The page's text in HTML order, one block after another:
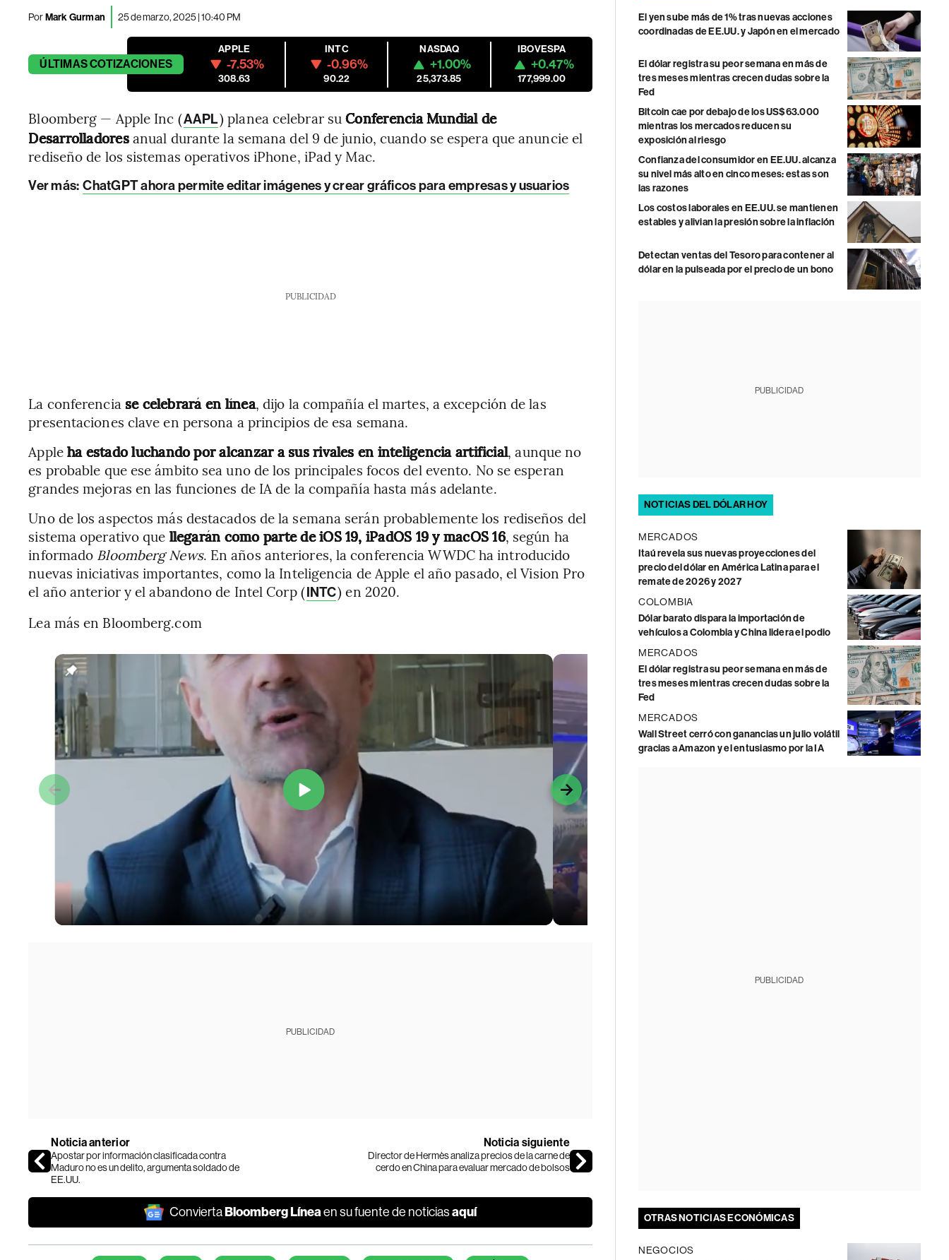
PorMark Gurman 25 de marzo, 2025 | 10:40 PM
ÚLTIMASCOTIZACIONES
APPLE
-7.53%
308.63
INTC
-0.96%
90.22
NASDAQ
+1.00%
25,373.85
IBOVESPA
+0.47%
177,999.00
Bloomberg — Apple Inc (AAPL) planea celebrar suConferencia Mundial de
Desarrolladoresanual durante la semana del 9 de junio, cuando se espera que anuncie el
rediseño de los sistemas operativos iPhone, iPad y Mac.
Ver más: ChatGPT ahora permite editar imágenes y crear gráficos para empresas y usuarios
PUBLICIDAD
La conferencia se celebrará en línea, dijo la compañía el martes, a excepción de las
presentaciones clave en persona a principios de esa semana.
Appleha estado luchando por alcanzar a sus rivales en inteligencia artificial, aunque no
es probable que ese ámbito sea uno de los principales focos del evento. No se esperan
grandes mejoras en las funciones de IA de la compañía hasta más adelante.
Uno de los aspectos más destacados de la semana serán probablemente los rediseños del
sistema operativo que llegarán como parte de iOS 19, iPadOS 19 y macOS 16, según ha
informado Bloomberg News. En años anteriores, la conferencia WWDC ha introducido
nuevas iniciativas importantes, como la Inteligencia de Apple el año pasado, el Vision Pro
el año anterior y el abandono de Intel Corp (INTC) en 2020.
Lea más en Bloomberg.com
PUBLICIDAD
Noticia anterior
Apostar por información clasificada contra
Maduro no es un delito, argumenta soldado de
EE.UU.
Noticia siguiente
Director de Hermès analiza precios de la carne de
cerdo en China para evaluar mercado de bolsos
ConviertaBloomberg Líneaen su fuente de noticiasaquí
El yen sube más de 1% tras nuevas acciones
coordinadas de EE.UU. y Japón en el mercado
El dólar registra su peor semana en más de
tres meses mientras crecen dudas sobre la
Fed
Bitcoin cae por debajo de los US$63.000
mientras los mercados reducen su
exposición al riesgo
Confianza del consumidor en EE.UU. alcanza
su nivel más alto en cinco meses: estas son
las razones
Los costos laborales en EE.UU. se mantienen
estables y alivian la presión sobre la inflación
Detectan ventas del Tesoro para contener al
dólar en la pulseada por el precio de un bono
PUBLICIDAD
NOTICIAS DEL DÓLAR HOY
MERCADOS
Itaú revela sus nuevas proyecciones del
precio del dólar en América Latina para el
remate de 2026 y 2027
COLOMBIA
Dólar barato dispara la importación de
vehículos a Colombia y China lidera el podio
MERCADOS
El dólar registra su peor semana en más de
tres meses mientras crecen dudas sobre la
Fed
MERCADOS
Wall Street cerró con ganancias un julio volátil
gracias a Amazon y el entusiasmo por la IA
PUBLICIDAD
OTRAS NOTICIAS ECONÓMICAS
NEGOCIOS